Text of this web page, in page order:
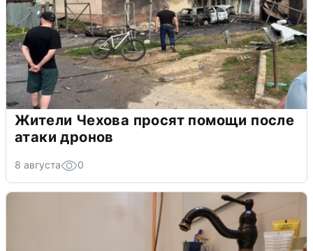
Жители Чехова просят помощи после
атаки дронов
8 августа 0